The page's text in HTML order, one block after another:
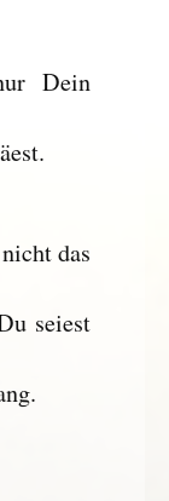
Dein
das
seiest